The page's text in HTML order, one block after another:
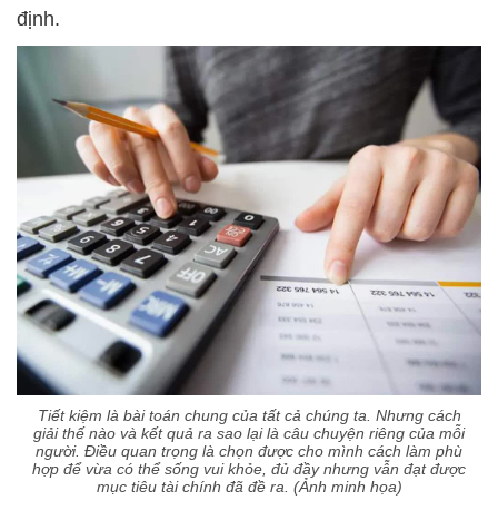
định.
Tiết kiệm là bài toán chung của tất cả chúng ta. Nhưng cách
giải thế nào và kết quả ra sao lại là câu chuyện riêng của mỗi
người. Điều quan trọng là chọn được cho mình cách làm phù
hợp để vừa có thể sống vui khỏe, đủ đầy nhưng vẫn đạt được
mục tiêu tài chính đã đề ra. (Ảnh minh họa)